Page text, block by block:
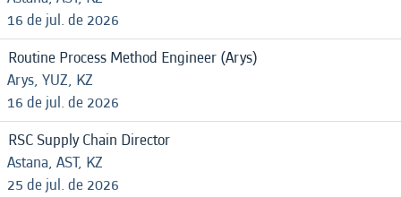
16 de jul. de 2026
Routine Process Method Engineer (Arys)
Arys, YUZ, KZ
16 de jul. de 2026
RSC Supply Chain Director
Astana, AST, KZ
25 de jul. de 2026